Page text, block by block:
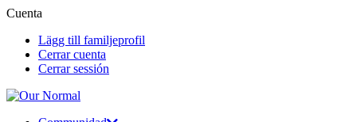
Cuenta
Lägg till familjeprofil
Cerrar cuenta
Cerrar sessión